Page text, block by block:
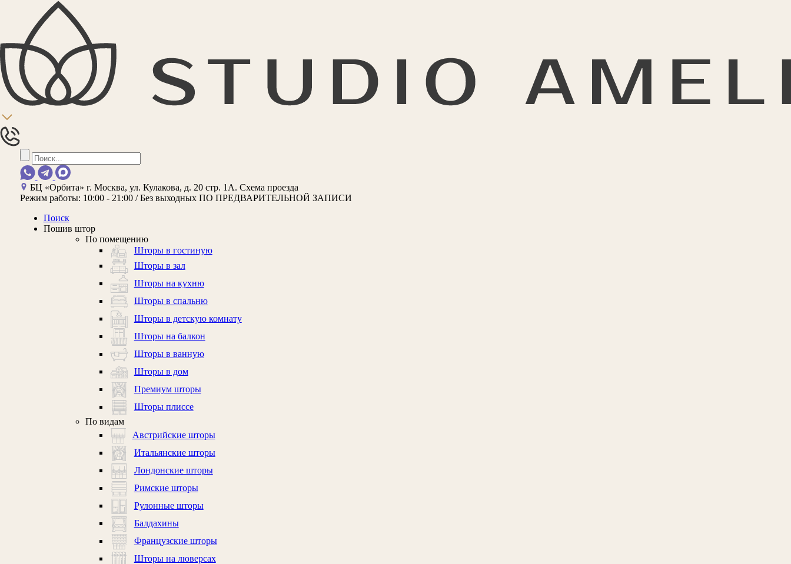
БЦ «Орбита» г. Москва, ул. Кулакова, д. 20 стр. 1А. Схема проезда
Режим работы: 10:00 - 21:00 / Без выходных ПО ПРЕДВАРИТЕЛЬНОЙ ЗАПИСИ
Поиск
Пошив штор
По помещению
Шторы в гостиную
Шторы в зал
Шторы на кухню
Шторы в спальню
Шторы в детскую комнату
Шторы на балкон
Шторы в ванную
Шторы в дом
Премиум шторы
Шторы плиссе
По видам
Австрийские шторы
Итальянские шторы
Лондонские шторы
Римские шторы
Рулонные шторы
Балдахины
Французские шторы
Шторы на люверсах